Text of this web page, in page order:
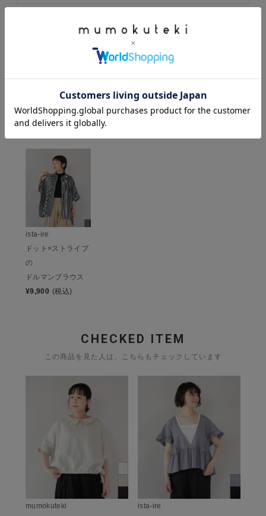
すべてのレビューを見る
レビューを書いて100ポイント
HISTORY
最近チェックした商品
ista-ire
ドット×ストライプ
の
ドルマンブラウス
¥9,900 (税込)
CHECKED ITEM
この商品を見た人は、こちらもチェックしています
mumokuteki
ista-ire